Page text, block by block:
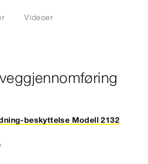
Videoer
beskyttelse Modell 2132